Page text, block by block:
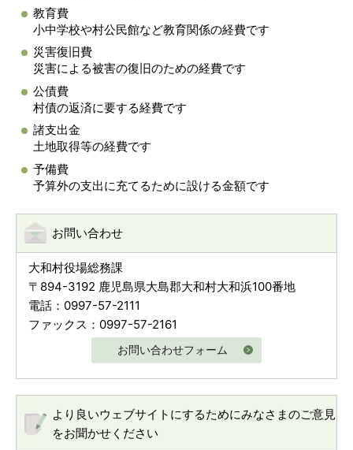
教育費
小中学校や村公民館など教育関係の経費です
災害復旧費
災害による被害の復旧のための経費です
公債費
村債の返済に要する経費です
諸支出金
土地取得等の経費です
予備費
予算外の支出に充てるために設ける金額です
お問い合わせ
大和村役場総務課
〒894-3192 鹿児島県大島郡大和村大和浜100番地
電話：0997-57-2111
ファックス：0997-57-2161
お問い合わせフォーム
より良いウェブサイトにするためにみなさまのご意見
をお聞かせください